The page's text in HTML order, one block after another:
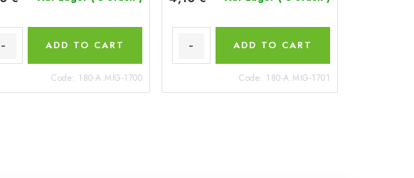
ADD TO CART
Code: 180-A.MIG-1700
ADD TO CART
Code: 180-A.MIG-1701